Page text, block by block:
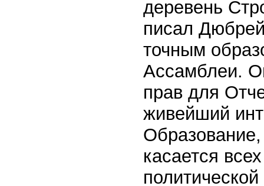
деревень
писал
точным
Ассамблеи.
прав для
живейший
касается